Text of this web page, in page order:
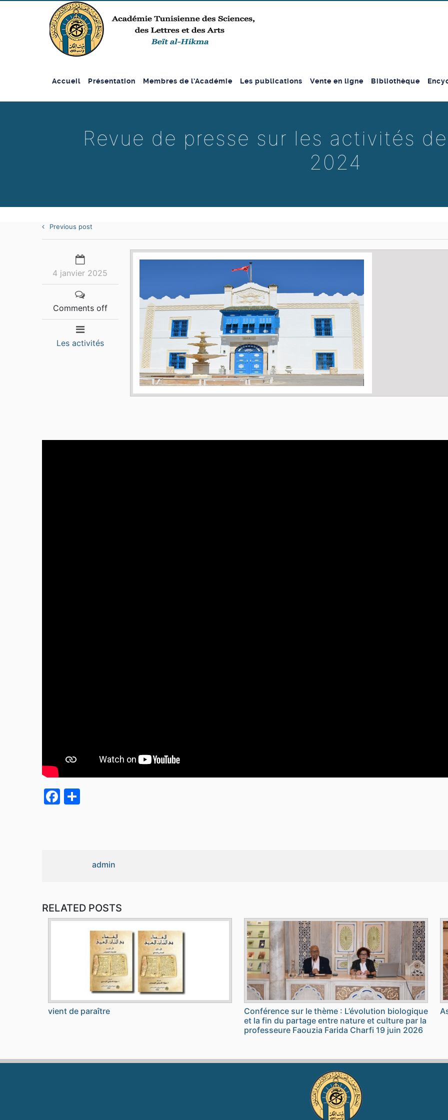
Accueil Présentation Membres de l’Académie Les publications Vente en ligne Bibliothèque
Revue de presse sur les activités
2024
Previous post
4 janvier 2025
Comments off
Les activités
Facebook
admin
RELATED POSTS
vient de paraître
Conférence sur le thème : L’évolution biologique
et la fin du partage entre nature et culture par la
professeure Faouzia Farida Charfi 19 juin 2026